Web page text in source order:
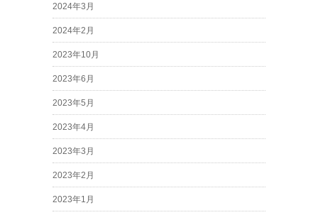
2024年3月
2024年2月
2023年10月
2023年6月
2023年5月
2023年4月
2023年3月
2023年2月
2023年1月